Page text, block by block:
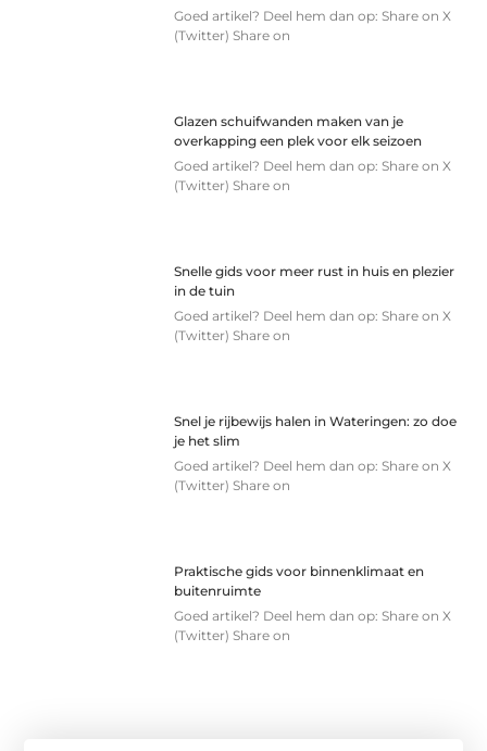
Goed artikel? Deel hem dan op: Share on X
(Twitter) Share on
Glazen schuifwanden maken van je
overkapping een plek voor elk seizoen
Goed artikel? Deel hem dan op: Share on X
(Twitter) Share on
Snelle gids voor meer rust in huis en plezier
in de tuin
Goed artikel? Deel hem dan op: Share on X
(Twitter) Share on
Snel je rijbewijs halen in Wateringen: zo doe
je het slim
Goed artikel? Deel hem dan op: Share on X
(Twitter) Share on
Praktische gids voor binnenklimaat en
buitenruimte
Goed artikel? Deel hem dan op: Share on X
(Twitter) Share on